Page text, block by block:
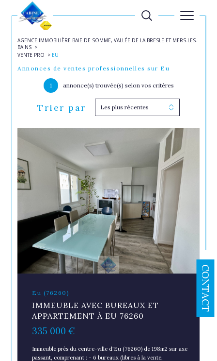
CONTACT
AGENCE IMMOBILIÈRE BAIE DE SOMME, VALLÉE DE LA BRESLE ET MERS-LES-
BAINS
VENTE PRO
EU
Annonces de ventes professionnelles sur Eu
1 annonce(s) trouvée(s) selon vos critères
Trier par Les plus récentes
Eu (76260)
IMMEUBLE AVEC BUREAUX ET
APPARTEMENT À EU 76260
335 000 €
Immeuble près du centre-ville d'Eu (76260) de 198m2 sur axe
passant, comprenant : - 6 bureaux (libres à la vente,